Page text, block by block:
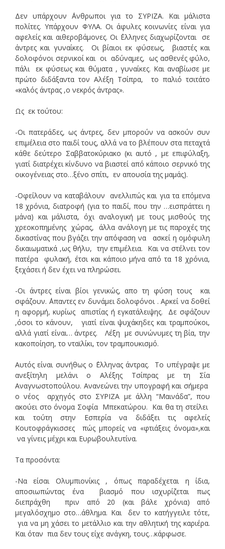
Δεν υπάρχουν ΄Ανθρωποι για το ΣΥΡΙΖΑ. Και μάλιστα
πολίτες. Υπάρχουν ΦΥΛΑ. Οι άφυλες κοινωνίες είναι για
αφελείς και αιθεροβάμονες. Οι ΄Ελληνες διαχωρίζονται σε
άντρες και γυναίκες. Οι βίαιοι εκ φύσεως, βιαστές και
δολοφόνοι σερνικοί και οι αδύναμες, ως ασθενές φύλο,
πάλι εκ φύσεως και θύματα , γυναίκες. Και αναβίωσε με
πρώτο διδάξαντα τον Αλέξη Τσίπρα, το παλιό τσιτάτο
«καλός άντρας ,ο νεκρός άντρας».
Ως εκ τούτου:
-Οι πατεράδες, ως άντρες, δεν μπορούν να ασκούν συν
επιμέλεια στο παιδί τους, αλλά να το βλέπουν στα πεταχτά
κάθε δεύτερο Σαββατοκύριακο (κι αυτό , με επιφύλαξη,
γιατί διατρέχει κίνδυνο να βιαστεί από κάποιο σερνικό της
οικογένειας στο…ξένο σπίτι, εν απουσία της μαμάς).
-Οφείλουν να καταβάλουν ανελλιπώς και για τα επόμενα
18 χρόνια, διατροφή (για το παιδί, που την …εισπράττει η
μάνα) και μάλιστα, όχι αναλογική με τους μισθούς της
χρεοκοπημένης χώρας, άλλα ανάλογη με τις παροχές της
δικαστίνας που βγάζει την απόφαση να ασκεί η ομόφυλη
δικαιωματικά ,ως θήλυ, την επιμέλεια. Και να στέλνει τον
πατέρα φυλακή, έτσι και κάποιο μήνα από τα 18 χρόνια,
ξεχάσει ή δεν έχει να πληρώσει.
-Οι άντρες είναι βίοι γενικώς, απο τη φύση τους και
σφάζουν. ΄Απαντες εν δυνάμει δολοφόνοι . Αρκεί να δοθεί
η αφορμή, κυρίως απιστίας ή εγκατάλειψης. Δε σφάζουν
,όσοι το κάνουν, γιατί είναι ψυχάκηδες και τραμπούκοι,
αλλά γιατί είναι… άντρες. Λέξη με συνώνυμες τη βία, την
κακοποίηση, το νταϊλίκι, τον τραμπουκισμό.
Αυτός είναι συνήθως ο ΄Ελληνας άντρας. Το υπέγραψε με
ανεξίτηλη μελάνι ο Αλέξης Τσίπρας με τη Σία
Αναγνωστοπούλου. Ανανεώνει την υπογραφή και σήμερα
ο νέος αρχηγός στο ΣΥΡΙΖΑ με άλλη “Μαινάδα”, που
ακούει στο όνομα Σοφία Μπεκατώρου. Και θα τη στείλει
και τούτη στην Εσπερία να διδάξει τις αφελείς
Κουτοφράγκισσες πώς μπορείς να «φτιάξεις όνομα»,και
να γίνεις μέχρι και Ευρωβουλευτίνα.
Τα προσόντα:
-Να είσαι Ολυμπιονίκις , όπως παραδέχεται η ίδια,
αποσιωπώντας ένα βιασμό που ισχυρίζεται πως
διεπράχθη πριν από 20 (και βάλε χρόνια) από
μεγαλόσχημο στο…άθλημα. Και δεν το κατήγγειλε τότε,
για να μη χάσει το μετάλλιο και την αθλητική της καριέρα.
Και όταν πια δεν τους είχε ανάγκη, τους…κάρφωσε.